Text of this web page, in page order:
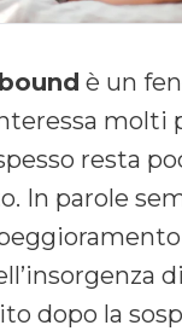
è un
molti
resta
In parole
dopo la